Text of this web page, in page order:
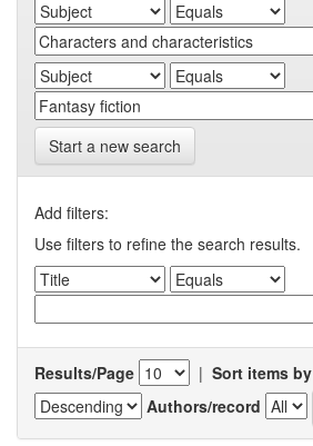
Start a new search
Add filters:
Use filters to refine the search results.
Results/Page | Sort items by
Authors/record